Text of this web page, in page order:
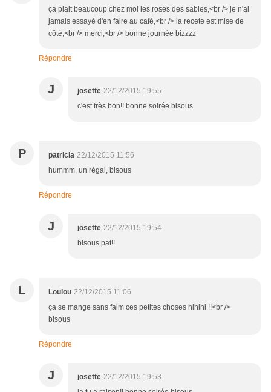
ça plait beaucoup chez moi les roses des sables,<br /> je n'ai
jamais essayé d'en faire au café,<br /> la recete est mise de
côté,<br /> merci,<br /> bonne journée bizzzz
Répondre
J josette 22/12/2015 19:55
c'est très bon!! bonne soirée bisous
P patricia 22/12/2015 11:56
hummm, un régal, bisous
Répondre
J josette 22/12/2015 19:54
bisous pat!!
L Loulou 22/12/2015 11:06
ça se mange sans faim ces petites choses hihihi !!<br />
bisous
Répondre
J josette 22/12/2015 19:53